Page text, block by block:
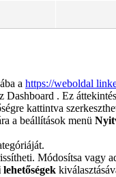
a https://weboldal
. Ez
kattintva
a beállítások menü
Módosítsa vagy
lehetőségek